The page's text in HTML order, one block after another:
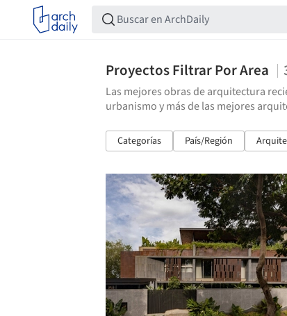
Proyectos Filtrar Por Area
Las mejores obras de arquitectura
urbanismo y más de las mejores
Categorías País/Región